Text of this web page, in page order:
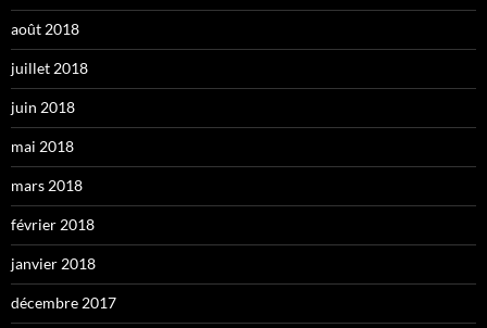
août 2018
juillet 2018
juin 2018
mai 2018
mars 2018
février 2018
janvier 2018
décembre 2017